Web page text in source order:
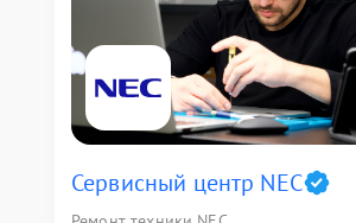
Сервисный центр NEC